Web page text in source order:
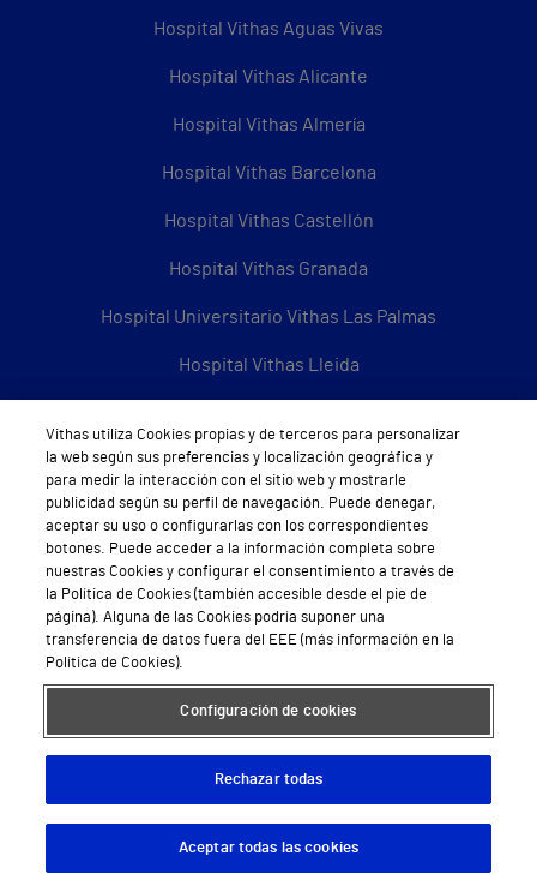
Hospital Vithas Aguas Vivas
Hospital Vithas Alicante
Hospital Vithas Almería
Hospital Vithas Barcelona
Hospital Vithas Castellón
Hospital Vithas Granada
Hospital Universitario Vithas Las Palmas
Hospital Vithas Lleida
Hospital Universitario Vithas Madrid Arturo Soria
Hospital Universitario Vithas Madrid La Milagrosa
Hospital Vithas Málaga
Hospital Vithas Medimar
Hospital Vithas Sevilla
Hospital Vithas Tenerife
Hospital Vithas Vigo
Descargar App
Vithas utiliza Cookies propias y de terceros para personalizar
la web según sus preferencias y localización geográfica y
para medir la interacción con el sitio web y mostrarle
publicidad según su perfil de navegación. Puede denegar,
aceptar su uso o configurarlas con los correspondientes
botones. Puede acceder a la información completa sobre
nuestras Cookies y configurar el consentimiento a través de
la Política de Cookies (también accesible desde el pie de
página). Alguna de las Cookies podría suponer una
transferencia de datos fuera del EEE (más información en la
Política de Cookies).
Configuración de cookies
Rechazar todas
Aceptar todas las cookies